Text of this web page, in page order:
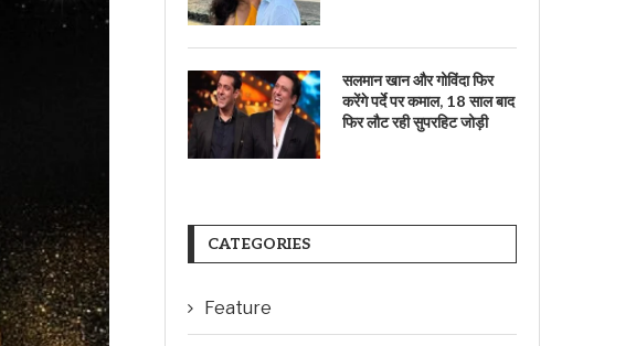
सलमान खान और गोविंदा फिर
करेंगे पर्दे पर कमाल, 18 साल बाद
फिर लौट रही सुपरहिट जोड़ी
CATEGORIES
Feature